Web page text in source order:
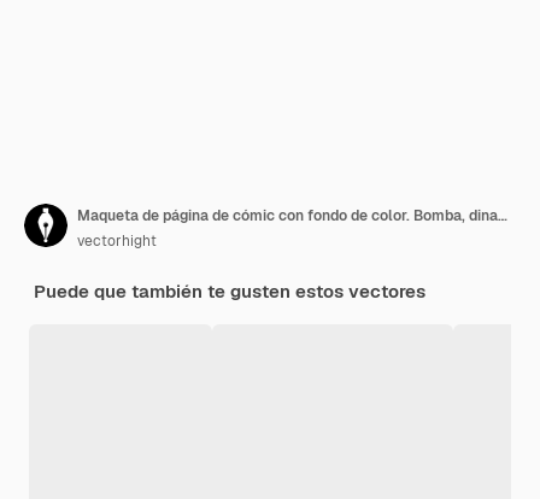
Maqueta de página de cómic con fondo de color. Bomba, dinamita, explosiones. Elemento para cartel, tarjeta, impresión, banner, flyer. Imagen
vectorhight
Puede que también te gusten estos vectores